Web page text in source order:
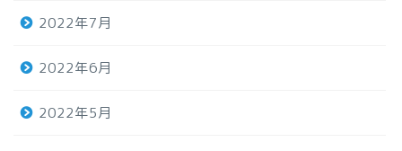
2022年7月
2022年6月
2022年5月